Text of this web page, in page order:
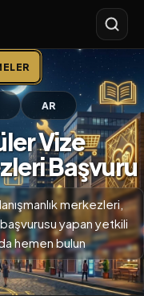
AR
Vize
Başvuru
merkezleri,
yapan yetkili
hemen bulun